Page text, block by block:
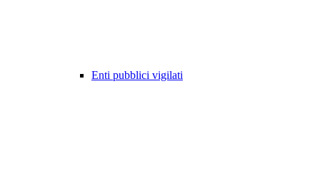
Enti pubblici vigilati